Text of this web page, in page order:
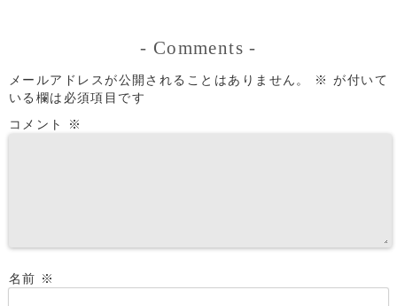
- Comments -
メールアドレスが公開されることはありません。 ※ が付いて
いる欄は必須項目です
コメント
※
名前 ※